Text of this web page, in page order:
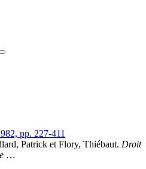
pp. 227-411
Patrick et Flory, Thiébaut. Droit
…